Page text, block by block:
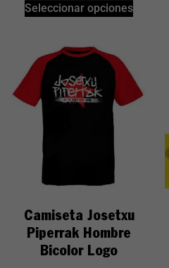
Seleccionar opciones
Camiseta Josetxu
Piperrak Hombre
Bicolor Logo